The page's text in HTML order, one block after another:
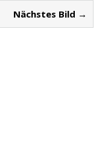
Nächstes Bild →